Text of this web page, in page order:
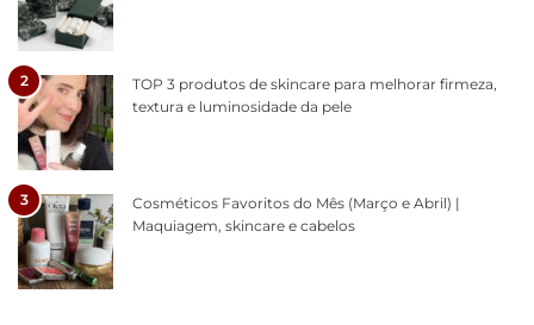
2
TOP 3 produtos de skincare para melhorar firmeza,
textura e luminosidade da pele
3
Cosméticos Favoritos do Mês (Março e Abril) |
Maquiagem, skincare e cabelos